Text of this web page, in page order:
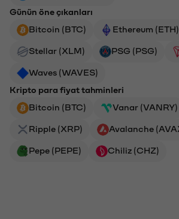
Günün öne çıkanları
Bitcoin (BTC)
Ethereum (ETH)
Stellar (XLM) PSG (PSG)
Waves (WAVES)
Kripto para fiyat tahminleri
Bitcoin (BTC)
Vanar (VANRY)
Ripple (XRP) Avalanche
Pepe (PEPE) Chiliz (CHZ)